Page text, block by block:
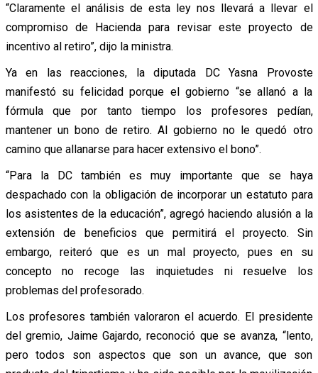
“Claramente el análisis de esta ley nos llevará a llevar el
compromiso de Hacienda para revisar este proyecto de
incentivo al retiro”, dijo la ministra.
Ya en las reacciones, la diputada DC Yasna Provoste
manifestó su felicidad porque el gobierno “se allanó a la
fórmula que por tanto tiempo los profesores pedían,
mantener un bono de retiro. Al gobierno no le quedó otro
camino que allanarse para hacer extensivo el bono”.
“Para la DC también es muy importante que se haya
despachado con la obligación de incorporar un estatuto para
los asistentes de la educación”, agregó haciendo alusión a la
extensión de beneficios que permitirá el proyecto. Sin
embargo, reiteró que es un mal proyecto, pues en su
concepto no recoge las inquietudes ni resuelve los
problemas del profesorado.
Los profesores también valoraron el acuerdo. El presidente
del gremio, Jaime Gajardo, reconoció que se avanza, “lento,
pero todos son aspectos que son un avance, que son